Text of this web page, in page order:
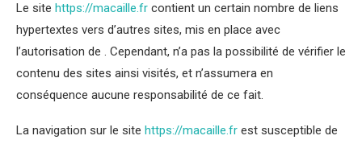
Le site https://macaille.fr contient un certain nombre de liens
hypertextes vers d’autres sites, mis en place avec
l’autorisation de . Cependant, n’a pas la possibilité de vérifier le
contenu des sites ainsi visités, et n’assumera en
conséquence aucune responsabilité de ce fait.
La navigation sur le site https://macaille.fr est susceptible de